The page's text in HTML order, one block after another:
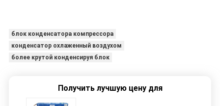
блок конденсатора компрессора
конденсатор охлаженный воздухом
более крутой конденсируя блок
Получить лучшую цену для